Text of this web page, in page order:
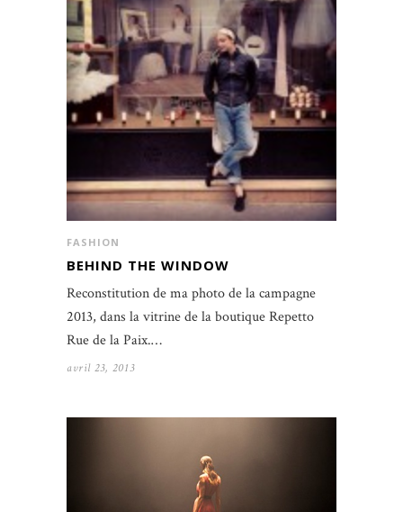
FASHION
BEHIND THE WINDOW
Reconstitution de ma photo de la campagne
2013, dans la vitrine de la boutique Repetto
Rue de la Paix.…
avril 23, 2013